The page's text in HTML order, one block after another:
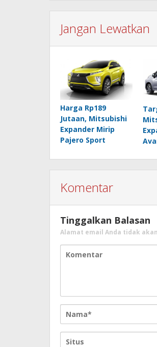
Jangan Lewatkan
Harga Rp189
Jutaan, Mitsubishi
Expander Mirip
Pajero Sport
Komentar
Tinggalkan Balasan
Alamat email Anda tidak